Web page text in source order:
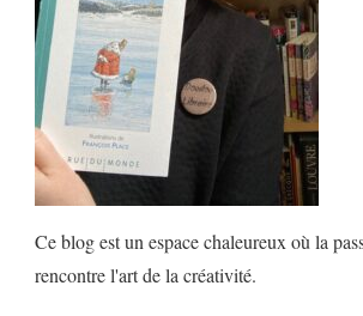
Ce blog est un espace chaleureux où la
rencontre l'art de la créativité.